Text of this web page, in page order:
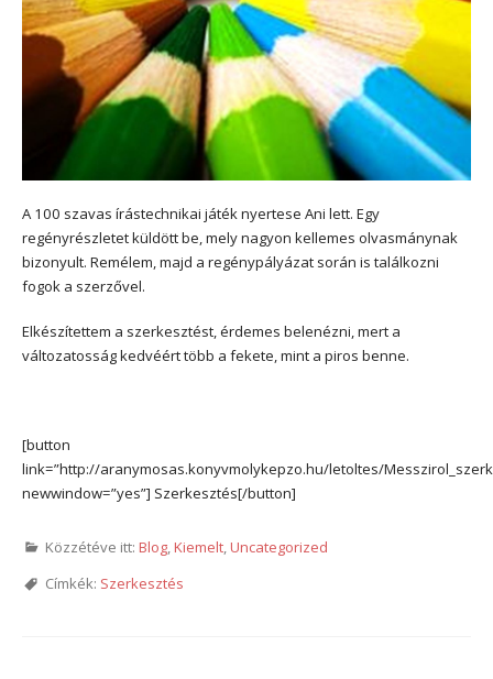
A 100 szavas írástechnikai játék nyertese Ani lett. Egy
regényrészletet küldött be, mely nagyon kellemes olvasmánynak
bizonyult. Remélem, majd a regénypályázat során is találkozni
fogok a szerzővel.
Elkészítettem a szerkesztést, érdemes belenézni, mert a
változatosság kedvéért több a fekete, mint a piros benne.
[button
link=”http://aranymosas.konyvmolykepzo.hu/letoltes/
newwindow=”yes”] Szerkesztés[/button]
Közzétéve itt: Blog,Kiemelt,Uncategorized
Címkék: Szerkesztés